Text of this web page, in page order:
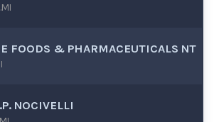
FOODS & PHARMACEUTICALS NT
NOCIVELLI